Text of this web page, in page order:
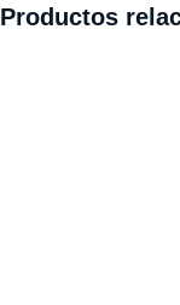
Productos